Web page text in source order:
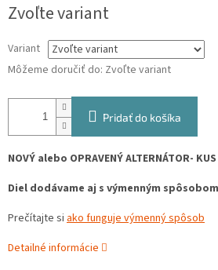
cena:
Zvoľte variant
Variant
Môžeme doručiť do: Zvoľte variant
Pridať do košíka
NOVÝ alebo OPRAVENÝ ALTERNÁTOR-
Diel dodávame aj s výmenným
Prečítajte si ako funguje výmenný spôsob
Detailné informácie